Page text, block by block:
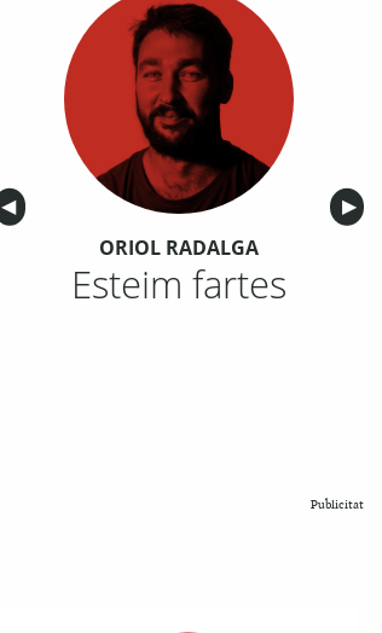
Anterior
◀︎ ▶︎
ORIOL RADALGA
Esteim fartes
Publicitat